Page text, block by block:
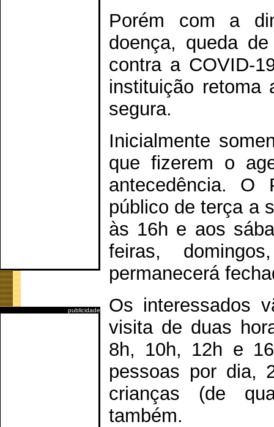
publicidade
Porém com a
doença, queda
contra a COVID-
instituição retoma
segura.
Inicialmente
que fizerem o
antecedência. O
público de terça a
às 16h e aos
feiras,
permanecerá
Os interessados
visita de duas
8h, 10h, 12h e
pessoas por dia,
crianças (de
também.